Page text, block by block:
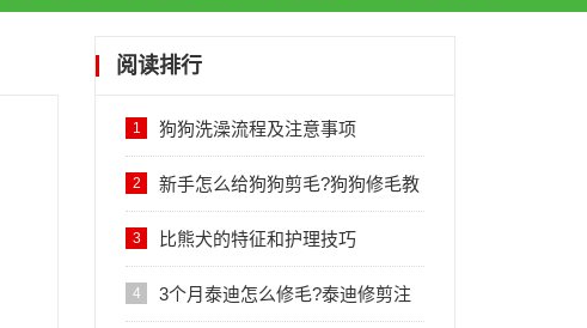
阅读排行
1 狗狗洗澡流程及注意事项
2 新手怎么给狗狗剪毛?狗狗修毛教
程
3 比熊犬的特征和护理技巧
4 3个月泰迪怎么修毛?泰迪修剪注